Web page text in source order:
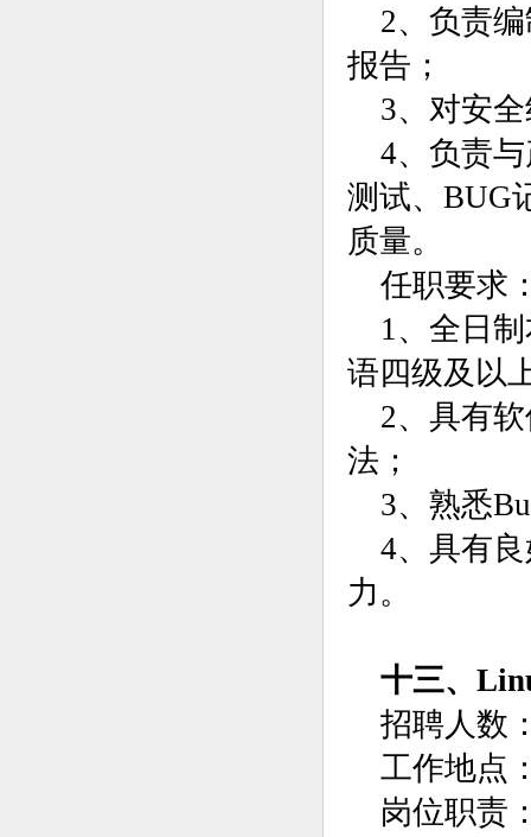
2、负责
报告；
3、对安
4、负责
测试、BUG
质量。
任职要求
1、全日
语四级及以
2、具有
法；
3、熟悉
4、具有
力。
十三、
招聘人数
工作地点
岗位职责